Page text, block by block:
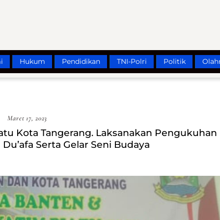
Hukum Pendidikan TNI-Polri Politik
Maret 17, 2023
Kota Tangerang. Laksanakan Pengukuhan
Serta Gelar Seni Budaya